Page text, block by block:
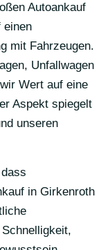
Autoankauf
einen
mit Fahrzeugen.
Unfallwagen
Wert auf eine
Aspekt spiegelt
unseren
in Girkenroth